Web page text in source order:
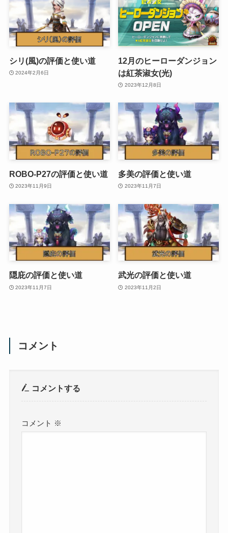
シリ(風)の評価と使い道
2024年2月6日
12月のヒーローダンジョン
は紅茶淑女(光)
2023年12月8日
ROBO-P27の評価と使い道
2023年11月9日
多美の評価と使い道
2023年11月7日
隠庇の評価と使い道
2023年11月7日
武光の評価と使い道
2023年11月2日
コメント
コメントする
コメント ※